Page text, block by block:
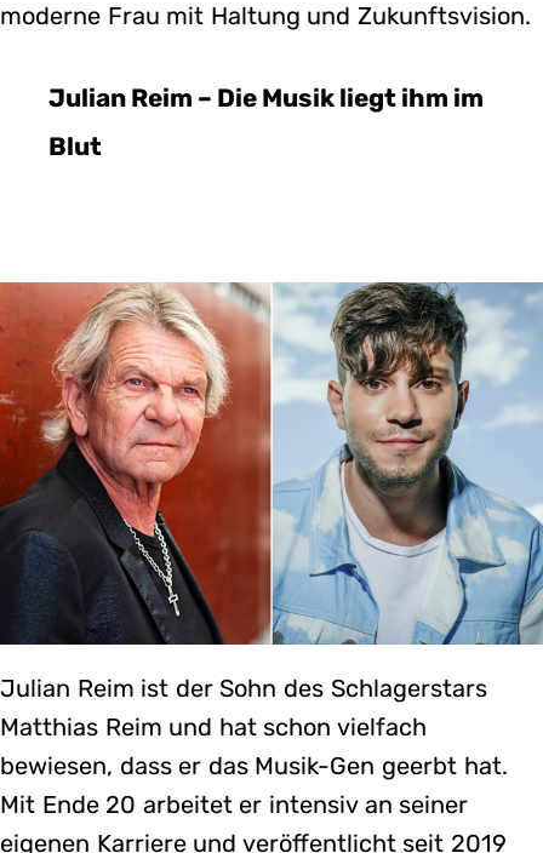
moderne Frau mit Haltung und Zukunftsvision.
Julian Reim – Die Musik liegt ihm im
Blut
Julian Reim ist der Sohn des Schlagerstars
Matthias Reim und hat schon vielfach
bewiesen, dass er das Musik-Gen geerbt hat.
Mit Ende 20 arbeitet er intensiv an seiner
eigenen Karriere und veröffentlicht seit 2019